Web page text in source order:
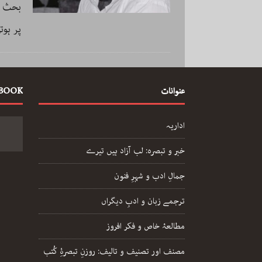
بحث
پر
عنوانات
اداریہ
خبر و تبصرہ: لب آزاد ہیں تیرے
جمالِ ادب و شہرِ فنون
ترجمے زبان و ادبِ دیگراں
مطالعۂ خاص و فکر افروز
مصنف اور تصنیف و تالیف: روزنِ تبصرۂِ کُتب